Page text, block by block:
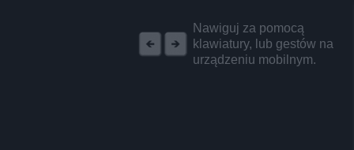
Nawiguj za pomocą
klawiatury, lub gestów na
urządzeniu mobilnym.